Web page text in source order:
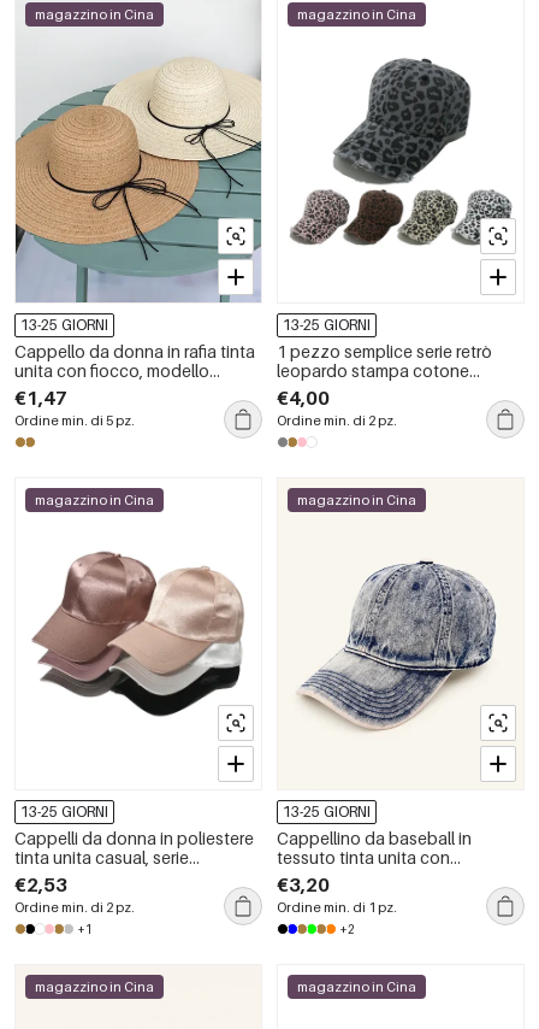
magazzino in Cina
13-25 GIORNI
Cappello da donna in rafia tinta
unita con fiocco, modello
Simple Series Vacation.
€1,47
Ordine min. di 5 pz.
magazzino in Cina
13-25 GIORNI
1 pezzo semplice serie retrò
leopardo stampa cotone
cappelli da donna
€4,00
Ordine min. di 2 pz.
magazzino in Cina
13-25 GIORNI
Cappelli da donna in poliestere
tinta unita casual, serie
semplice, 1 pezzo
€2,53
Ordine min. di 2 pz.
+1
magazzino in Cina
13-25 GIORNI
Cappellino da baseball in
tessuto tinta unita con
patchwork e gradiente di
colore, serie Simple.
€3,20
Ordine min. di 1 pz.
+2
magazzino in Cina magazzino in Cina